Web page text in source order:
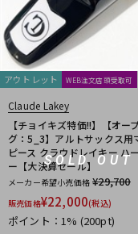
Marcinkiewicz
Michael Burke
MK
Mouthpiece Cafe
N-Q
NAKAJIMA Neotech
NONAKA
Otto Link
P&H
POWERbreathe
R-S
Rampone&Cazzani
ROCHE-THOMAS
RSBerkeley
Schilke
SOLD OUT
アウトレット WEB注文店頭受取可
Claude Lakey
【チョイキズ特価!!】【オー
グ：5_3】アルトサックス用
ピース クラウドレイキー ハ
ー【大決算セール】
メーカー希望小売価格 ¥29,700
販売価格¥22,000(税込)
ポイント：1% (200pt)